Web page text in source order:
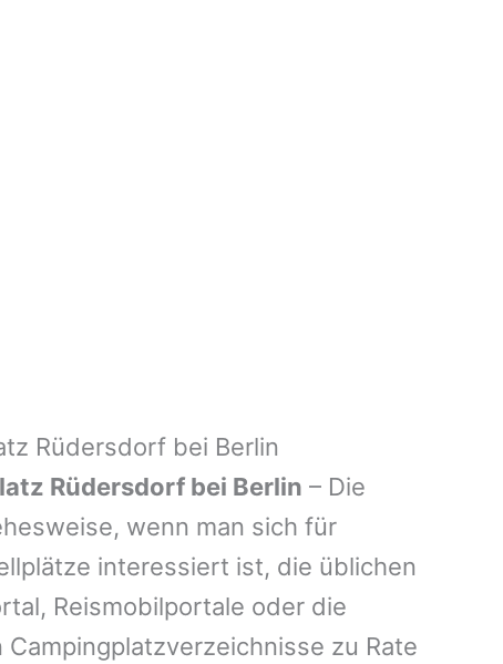
Rüdersdorf bei Berlin
Rüdersdorf bei Berlin – Die
wenn man sich für
interessiert ist, die üblichen
Reismobilportale oder die
Campingplatzverzeichnisse zu Rate